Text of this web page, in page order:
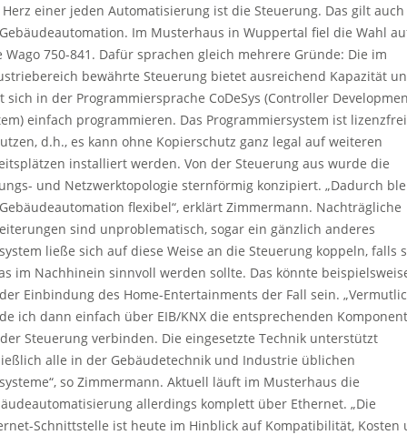
Herz einer jeden Automatisierung ist die Steuerung. Das gilt
Im Musterhaus in Wuppertal fiel die Wahl
Wago 750-841. Dafür sprachen gleich mehrere Gründe: Die im
bewährte Steuerung bietet ausreichend Kapazität
sich in der Programmiersprache CoDeSys (Controller
einfach programmieren. Das Programmiersystem ist
d.h., es kann ohne Kopierschutz ganz legal auf weiteren
installiert werden. Von der Steuerung aus wurde die
und Netzwerktopologie sternförmig konzipiert. „Dadurch
flexibel“, erklärt Zimmermann. Nachträgliche
sind unproblematisch, sogar ein gänzlich anderes
ließe sich auf diese Weise an die Steuerung koppeln, falls
im Nachhinein sinnvoll werden sollte. Das könnte
Einbindung des Home-Entertainments der Fall sein.
ich dann einfach über EIB/KNX die entsprechenden
Steuerung verbinden. Die eingesetzte Technik unterstützt
alle in der Gebäudetechnik und Industrie üblichen
so Zimmermann. Aktuell läuft im Musterhaus die
allerdings komplett über Ethernet. „Die
Schnittstelle ist heute im Hinblick auf Kompatibilität, Kosten